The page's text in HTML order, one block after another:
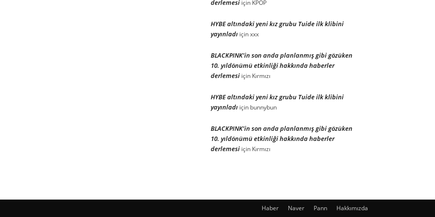
derlemesi için KPOP
HYBE altındaki yeni kız grubu Tuide ilk klibini
yayınladı içinxxx
BLACKPINK’in son anda planlanmış gibi gözüken
10. yıldönümü etkinliği hakkında haberler
derlemesi için Kırmızı
HYBE altındaki yeni kız grubu Tuide ilk klibini
yayınladı için bunnybun
BLACKPINK’in son anda planlanmış gibi gözüken
10. yıldönümü etkinliği hakkında haberler
derlemesi için Kırmızı
Haber Naver Pann Hakkımızda